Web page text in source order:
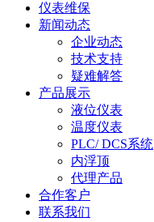
仪表维保
新闻动态
企业动态
技术支持
疑难解答
产品展示
液位仪表
温度仪表
PLC/ DCS系统
内浮顶
代理产品
合作客户
联系我们